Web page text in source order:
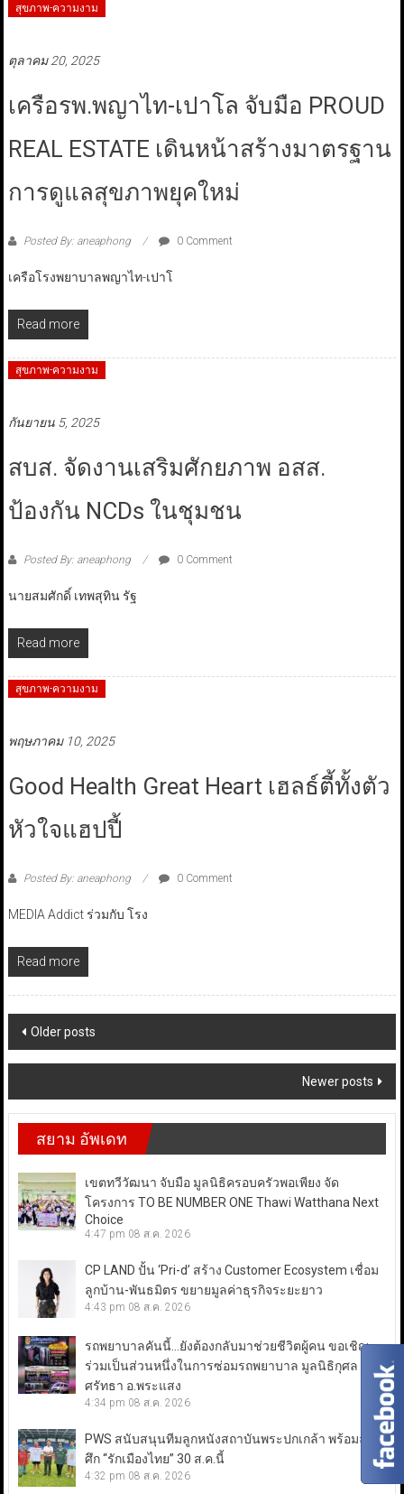
สุขภาพ-ความงาม
ตุลาคม 20, 2025
เครือรพ.พญาไท-เปาโล จับมือ PROUD
REAL ESTATE เดินหน้าสร้างมาตรฐาน
การดูแลสุขภาพยุคใหม่
Posted By: aneaphong 0 Comment
เครือโรงพยาบาลพญาไท-เปาโ
Read more
สุขภาพ-ความงาม
กันยายน 5, 2025
สบส. จัดงานเสริมศักยภาพ อสส.
ป้องกัน NCDs ในชุมชน
Posted By: aneaphong 0 Comment
นายสมศักดิ์ เทพสุทิน รัฐ
Read more
สุขภาพ-ความงาม
พฤษภาคม 10, 2025
Good Health Great Heart เฮลธ์ตี้ทั้งตัว
หัวใจแฮปปี้
Posted By: aneaphong 0 Comment
MEDIA Addict ร่วมกับ โรง
Read more
Posts
navigation
Older posts
Newer posts
สยาม อัพเดท
เขตทวีวัฒนา จับมือ มูลนิธิครอบครัวพอเพียง จัด
โครงการ TO BE NUMBER ONE Thawi Watthana Next
Choice
4:47 pm 08 ส.ค. 2026
CP LAND ปั้น ‘Pri-d’ สร้าง Customer Ecosystem เชื่อม
ลูกบ้าน-พันธมิตร ขยายมูลค่าธุรกิจระยะยาว
4:43 pm 08 ส.ค. 2026
รถพยาบาลคันนี้…ยังต้องกลับมาช่วยชีวิตผู้คน ขอเชิญ
ร่วมเป็นส่วนหนึ่งในการซ่อมรถพยาบาล มูลนิธิกุศล
ศรัทธา อ.พระแสง
4:34 pm 08 ส.ค. 2026
PWS สนับสนุนทีมลูกหนังสถาบันพระปกเกล้า พร้อมลุย
ศึก “รักเมืองไทย” 30 ส.ค.นี้
4:32 pm 08 ส.ค. 2026